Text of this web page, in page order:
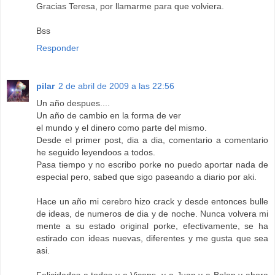
Gracias Teresa, por llamarme para que volviera.
Bss
Responder
pilar 2 de abril de 2009 a las 22:56
Un año despues....
Un año de cambio en la forma de ver
el mundo y el dinero como parte del mismo.
Desde el primer post, dia a dia, comentario a comentario
he seguido leyendoos a todos.
Pasa tiempo y no escribo porke no puedo aportar nada de
especial pero, sabed que sigo paseando a diario por aki.
Hace un año mi cerebro hizo crack y desde entonces bulle
de ideas, de numeros de dia y de noche. Nunca volvera mi
mente a su estado original porke, efectivamente, se ha
estirado con ideas nuevas, diferentes y me gusta que sea
asi.